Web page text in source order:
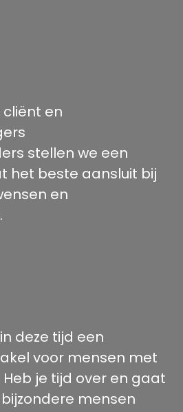
en
stellen we een
het beste aansluit bij
en
deze tijd een
voor mensen met
je tijd over en gaat
mensen